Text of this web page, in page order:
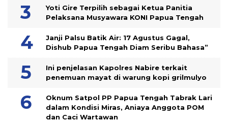
Yoti Gire Terpilih sebagai Ketua Panitia
Pelaksana Musyawara KONI Papua Tengah
Janji Palsu Batik Air: 17 Agustus Gagal,
Dishub Papua Tengah Diam Seribu Bahasa”
Ini penjelasan Kapolres Nabire terkait
penemuan mayat di warung kopi grilmulyo
Oknum Satpol PP Papua Tengah Tabrak Lari
dalam Kondisi Miras, Aniaya Anggota POM
dan Caci Wartawan